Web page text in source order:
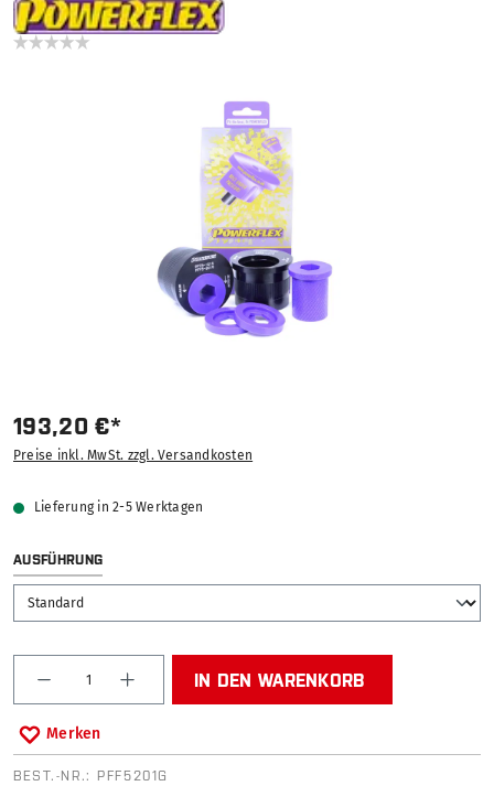
193,20 €*
Preise inkl. MwSt. zzgl. Versandkosten
Lieferung in 2-5 Werktagen
AUSFÜHRUNGAUSWÄHLEN
Produkt Anzahl: Gib den gewünschten Wert ein
IN DEN WARENKORB
Merken
BEST.-NR.: PFF5201G